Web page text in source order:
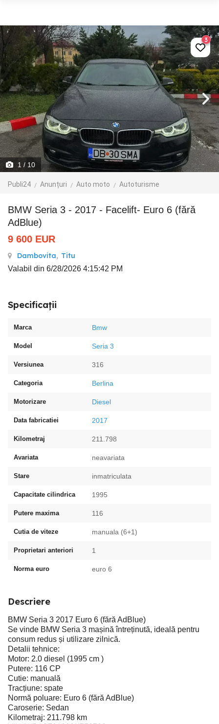
1 / 10
Publi24 Anunțuri Auto moto Autoturisme
3
BMW Seria 3 - 2017 - Facelift- Euro 6 (fără
AdBlue)
9 600 EUR
Dambovita, Titu
Valabil din 6/28/2026 4:15:42 PM
Specificații
Marca Bmw
Model Seria 3
Versiunea 316
Categoria Berlina
Motorizare Diesel
Data fabricatiei 2017
Kilometraj 211.798
Avariata neavariata
Stare inmatriculata
Capacitate cilindrica 1995
Putere maxima 116
Cutia de viteze manuala (6+1)
Proprietari anteriori 1
Norma euro euro 6
Descriere
BMW Seria 3 2017 Euro 6 (fără AdBlue)
Se vinde BMW Seria 3 mașină întreținută, ideală pentru
consum redus și utilizare zilnică.
Detalii tehnice:
Motor: 2.0 diesel (1995 cm )
Putere: 116 CP
Cutie: manuală
Tracțiune: spate
Normă poluare: Euro 6 (fără AdBlue)
Caroserie: Sedan
Kilometraj: 211.798 km